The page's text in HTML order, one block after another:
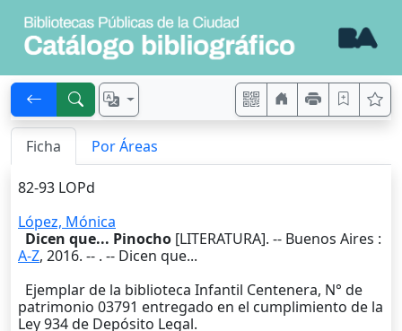
Ficha Por Áreas
82-93 LOPd
López, Mónica
Dicen que... Pinocho [LITERATURA]. -- Buenos Aires :
A-Z, 2016. -- . -- Dicen que...
Ejemplar de la biblioteca Infantil Centenera, N° de
patrimonio 03791 entregado en el cumplimiento de la
Ley 934 de Depósito Legal.